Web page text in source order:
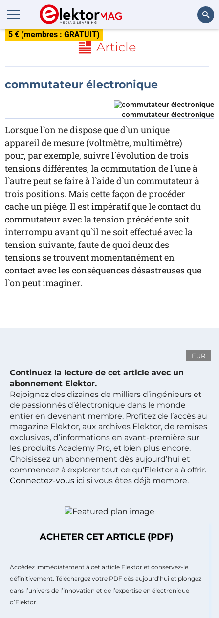
5 € (membres : GRATUIT)
Article
commutateur électronique
commutateur électronique
Lorsque l`on ne dispose que d`un unique
appareil de mesure (voltmètre, multimètre)
pour, par exemple, suivre l`évolution de trois
tensions différentes, la commutation de l`une à
l`autre peut se faire à l`aide d`un commutateur à
trois positions. Mais cette façon de procéder
cache un piège. Il est impératif que le contact du
commutateur avec la tension précédente soit
interrompu avant qu`il ne soit effectué avec la
tension suivante, faute de quoi deux des
tensions se trouvent momentanément en
contact avec les conséquences désastreuses que
l`on peut imaginer.
EUR
Continuez la lecture de cet article avec un
abonnement Elektor.
Rejoignez des dizaines de milliers d’ingénieurs et
de passionnés d’électronique dans le monde
entier en devenant membre. Profitez de l’accès au
magazine Elektor, aux archives Elektor, de remises
exclusives, d’informations en avant-première sur
les produits Academy Pro, et bien plus encore.
Choisissez un abonnement dès aujourd’hui et
commencez à explorer tout ce qu’Elektor a à offrir.
Connectez-vous ici si vous êtes déjà membre.
ACHETER CET ARTICLE (PDF)
Accédez immédiatement à cet article Elektor et conservez-le
définitivement. Téléchargez votre PDF dès aujourd’hui et plongez
dans l’univers de l’innovation et de l’expertise en électronique
d’Elektor.